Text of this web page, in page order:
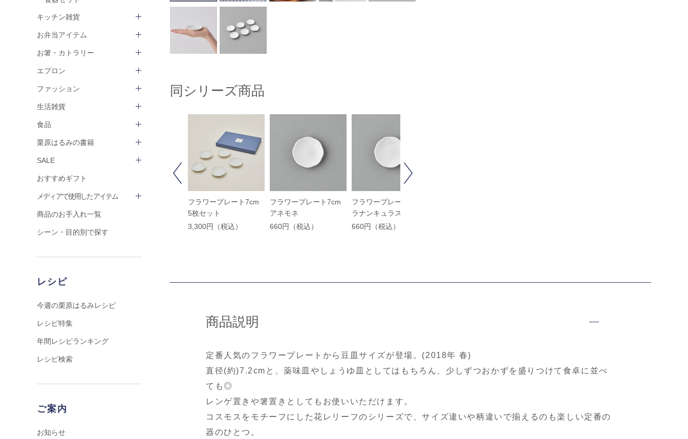
キッチン雑貨
お弁当アイテム
お箸・カトラリー
エプロン
ファッション
生活雑貨
食品
栗原はるみの書籍
SALE
おすすめギフト
メディアで使用したアイテム
商品のお手入れ一覧
シーン・目的別で探す
レシピ
今週の栗原はるみレシピ
レシピ特集
年間レシピランキング
レシピ検索
ご案内
お知らせ
同シリーズ商品
Previous
フラワープレート7cm
ヒマワリ
フラワープレート7cm
フラワープレート7cm
5枚セット
3,300円（税込）
フラワープレート7cm
アネモネ
660円（税込）
フラワープレート7cm
ラナンキュラス
660円（税込）
Next
商品説明
定番人気のフラワープレートから豆皿サイズが登場。(2018年 春)
直径(約)7.2cmと、薬味皿やしょうゆ皿としてはもちろん、少しずつおかずを盛りつけて食卓に並べ
ても◎
レンゲ置きや箸置きとしてもお使いいただけます。
コスモスをモチーフにした花レリーフのシリーズで、サイズ違いや柄違いで揃えるのも楽しい定番の
器のひとつ。